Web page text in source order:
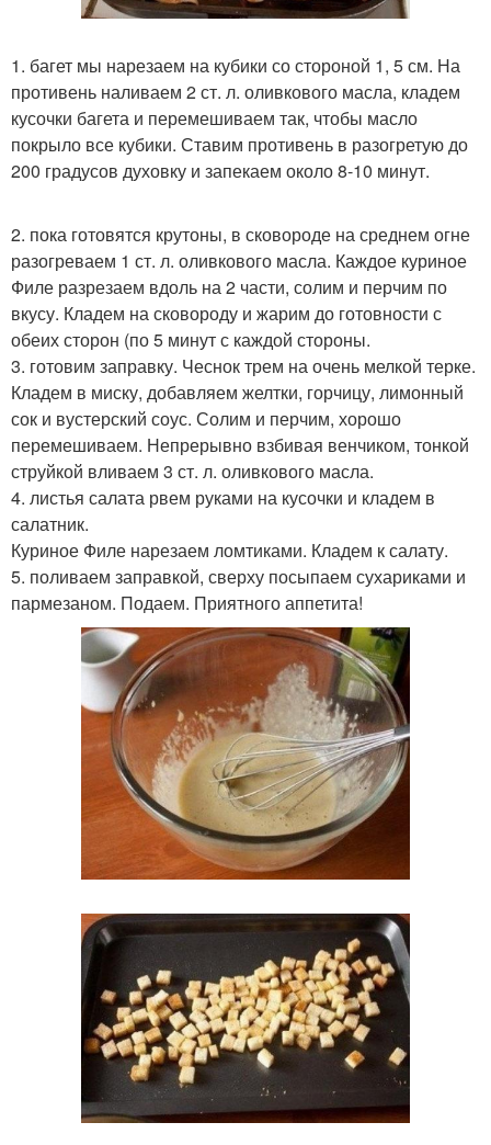
1. багет мы нарезаем на кубики со стороной 1, 5 см. На
противень наливаем 2 ст. л. оливкового масла, кладем
кусочки багета и перемешиваем так, чтобы масло
покрыло все кубики. Ставим противень в разогретую до
200 градусов духовку и запекаем около 8-10 минут.
2. пока готовятся крутоны, в сковороде на среднем огне
разогреваем 1 ст. л. оливкового масла. Каждое куриное
Филе разрезаем вдоль на 2 части, солим и перчим по
вкусу. Кладем на сковороду и жарим до готовности с
обеих сторон (по 5 минут с каждой стороны.
3. готовим заправку. Чеснок трем на очень мелкой терке.
Кладем в миску, добавляем желтки, горчицу, лимонный
сок и вустерский соус. Солим и перчим, хорошо
перемешиваем. Непрерывно взбивая венчиком, тонкой
струйкой вливаем 3 ст. л. оливкового масла.
4. листья салата рвем руками на кусочки и кладем в
салатник.
Куриное Филе нарезаем ломтиками. Кладем к салату.
5. поливаем заправкой, сверху посыпаем сухариками и
пармезаном. Подаем. Приятного аппетита!